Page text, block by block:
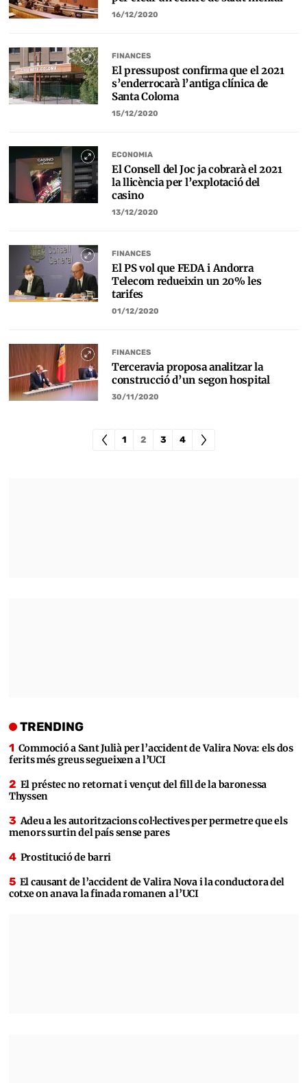
16/12/2020
FINANCES
El pressupost confirma que el 2021
s’enderrocarà l’antiga clínica de
Santa Coloma
15/12/2020
ECONOMIA
El Consell del Joc ja cobrarà el 2021
la llicència per l’explotació del
casino
13/12/2020
FINANCES
El PS vol que FEDA i Andorra
Telecom redueixin un 20% les
tarifes
01/12/2020
FINANCES
Terceravia proposa analitzar la
construcció d’un segon hospital
30/11/2020
1 2 3 4
TRENDING
Commoció a Sant Julià per l’accident de Valira Nova: els dos
ferits més greus segueixen a l’UCI
El préstec no retornat i vençut del fill de la baronessa
Thyssen
Adeu a les autoritzacions col·lectives per permetre que els
menors surtin del país sense pares
Prostitució de barri
El causant de l’accident de Valira Nova i la conductora del
cotxe on anava la finada romanen a l’UCI